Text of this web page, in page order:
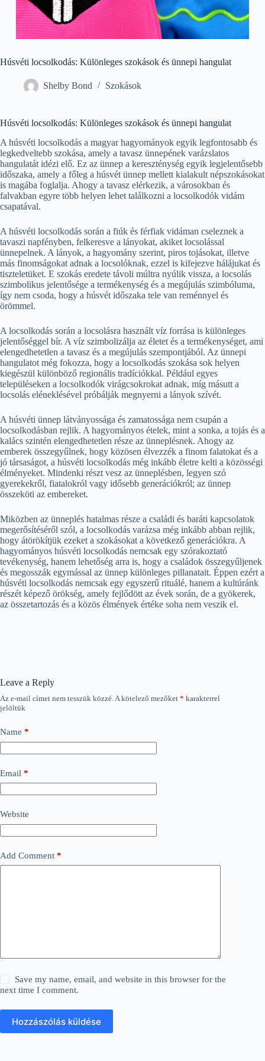
Húsvéti locsolkodás: Különleges szokások és ünnepi hangulat
Shelby Bond Szokások
Húsvéti locsolkodás: Különleges szokások és ünnepi hangulat
A húsvéti locsolkodás a magyar hagyományok egyik legfontosabb és
legkedveltebb szokása, amely a tavasz ünnepének varázslatos
hangulatát idézi elő. Ez az ünnep a kereszténység egyik legjelentősebb
időszaka, amely a főleg a húsvét ünnep mellett kialakult népszokásokat
is magába foglalja. Ahogy a tavasz elérkezik, a városokban és
falvakban egyre több helyen lehet találkozni a locsolkodók vidám
csapatával.
A húsvéti locsolkodás során a fiúk és férfiak vidáman cseleznek a
tavaszi napfényben, felkeresve a lányokat, akiket locsolással
ünnepelnek. A lányok, a hagyomány szerint, piros tojásokat, illetve
más finomságokat adnak a locsolóknak, ezzel is kifejezve hálájukat és
tiszteletüket. E szokás eredete távoli múltra nyúlik vissza, a locsolás
szimbolikus jelentősége a termékenység és a megújulás szimbóluma,
így nem csoda, hogy a húsvét időszaka tele van reménnyel és
örömmel.
A locsolkodás során a locsolásra használt víz forrása is különleges
jelentőséggel bír. A víz szimbolizálja az életet és a termékenységet, ami
elengedhetetlen a tavasz és a megújulás szempontjából. Az ünnepi
hangulatot még fokozza, hogy a locsolkodás szokása sok helyen
kiegészül különböző regionális tradíciókkal. Például egyes
településeken a locsolkodók virágcsokrokat adnak, míg másutt a
locsolás eléneklésével próbálják megnyerni a lányok szívét.
A húsvéti ünnep látványossága és zamatossága nem csupán a
locsolkodásban rejlik. A hagyományos ételek, mint a sonka, a tojás és a
kalács szintén elengedhetetlen része az ünneplésnek. Ahogy az
emberek összegyűlnek, hogy közösen élvezzék a finom falatokat és a
jó társaságot, a húsvéti locsolkodás még inkább életre kelti a közösségi
élményeket. Mindenki részt vesz az ünneplésben, legyen szó
gyerekekről, fiatalokról vagy idősebb generációkról; az ünnep
összeköti az embereket.
Miközben az ünneplés hatalmas része a családi és baráti kapcsolatok
megerősítéséről szól, a locsolkodás varázsa még inkább abban rejlik,
hogy átörökítjük ezeket a szokásokat a következő generációkra. A
hagyományos húsvéti locsolkodás nemcsak egy szórakoztató
tevékenység, hanem lehetőség arra is, hogy a családok összegyűljenek
és megosszák egymással az ünnep különleges pillanatait. Éppen ezért a
húsvéti locsolkodás nemcsak egy egyszerű rituálé, hanem a kultúránk
részét képező örökség, amely fejlődött az évek során, de a gyökerek,
az összetartozás és a közös élmények értéke soha nem veszik el.
Leave a Reply
Az e-mail címet nem tesszük közzé.A kötelező mezőket * karakterrel
jelöltük
Name *
Email *
Website
Add Comment *
Save my name, email, and website in this browser for the
next time I comment.
Hozzászólás küldése